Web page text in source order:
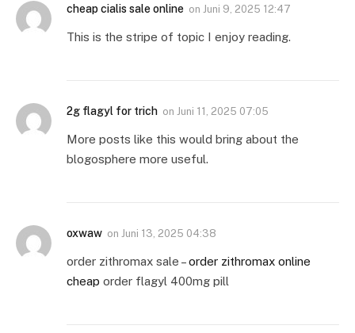
cheap cialis sale online on Juni 9, 2025 12:47
This is the stripe of topic I enjoy reading.
2g flagyl for trich on Juni 11, 2025 07:05
More posts like this would bring about the
blogosphere more useful.
oxwaw on Juni 13, 2025 04:38
order zithromax sale –order zithromax online
cheap order flagyl 400mg pill